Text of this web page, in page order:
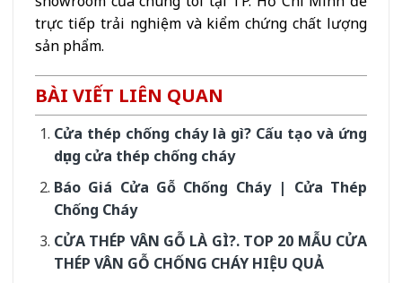
trực tiếp trải nghiệm và kiểm chứng chất lượng
sản phẩm.
BÀI VIẾT LIÊN QUAN
Cửa thép chống cháy là gì? Cấu tạo và ứng
dụng cửa thép chống cháy
Báo Giá Cửa Gỗ Chống Cháy | Cửa Thép
Chống Cháy
CỬA THÉP VÂN GỖ LÀ GÌ?. TOP 20 MẪU CỬA
THÉP VÂN GỖ CHỐNG CHÁY HIỆU QUẢ